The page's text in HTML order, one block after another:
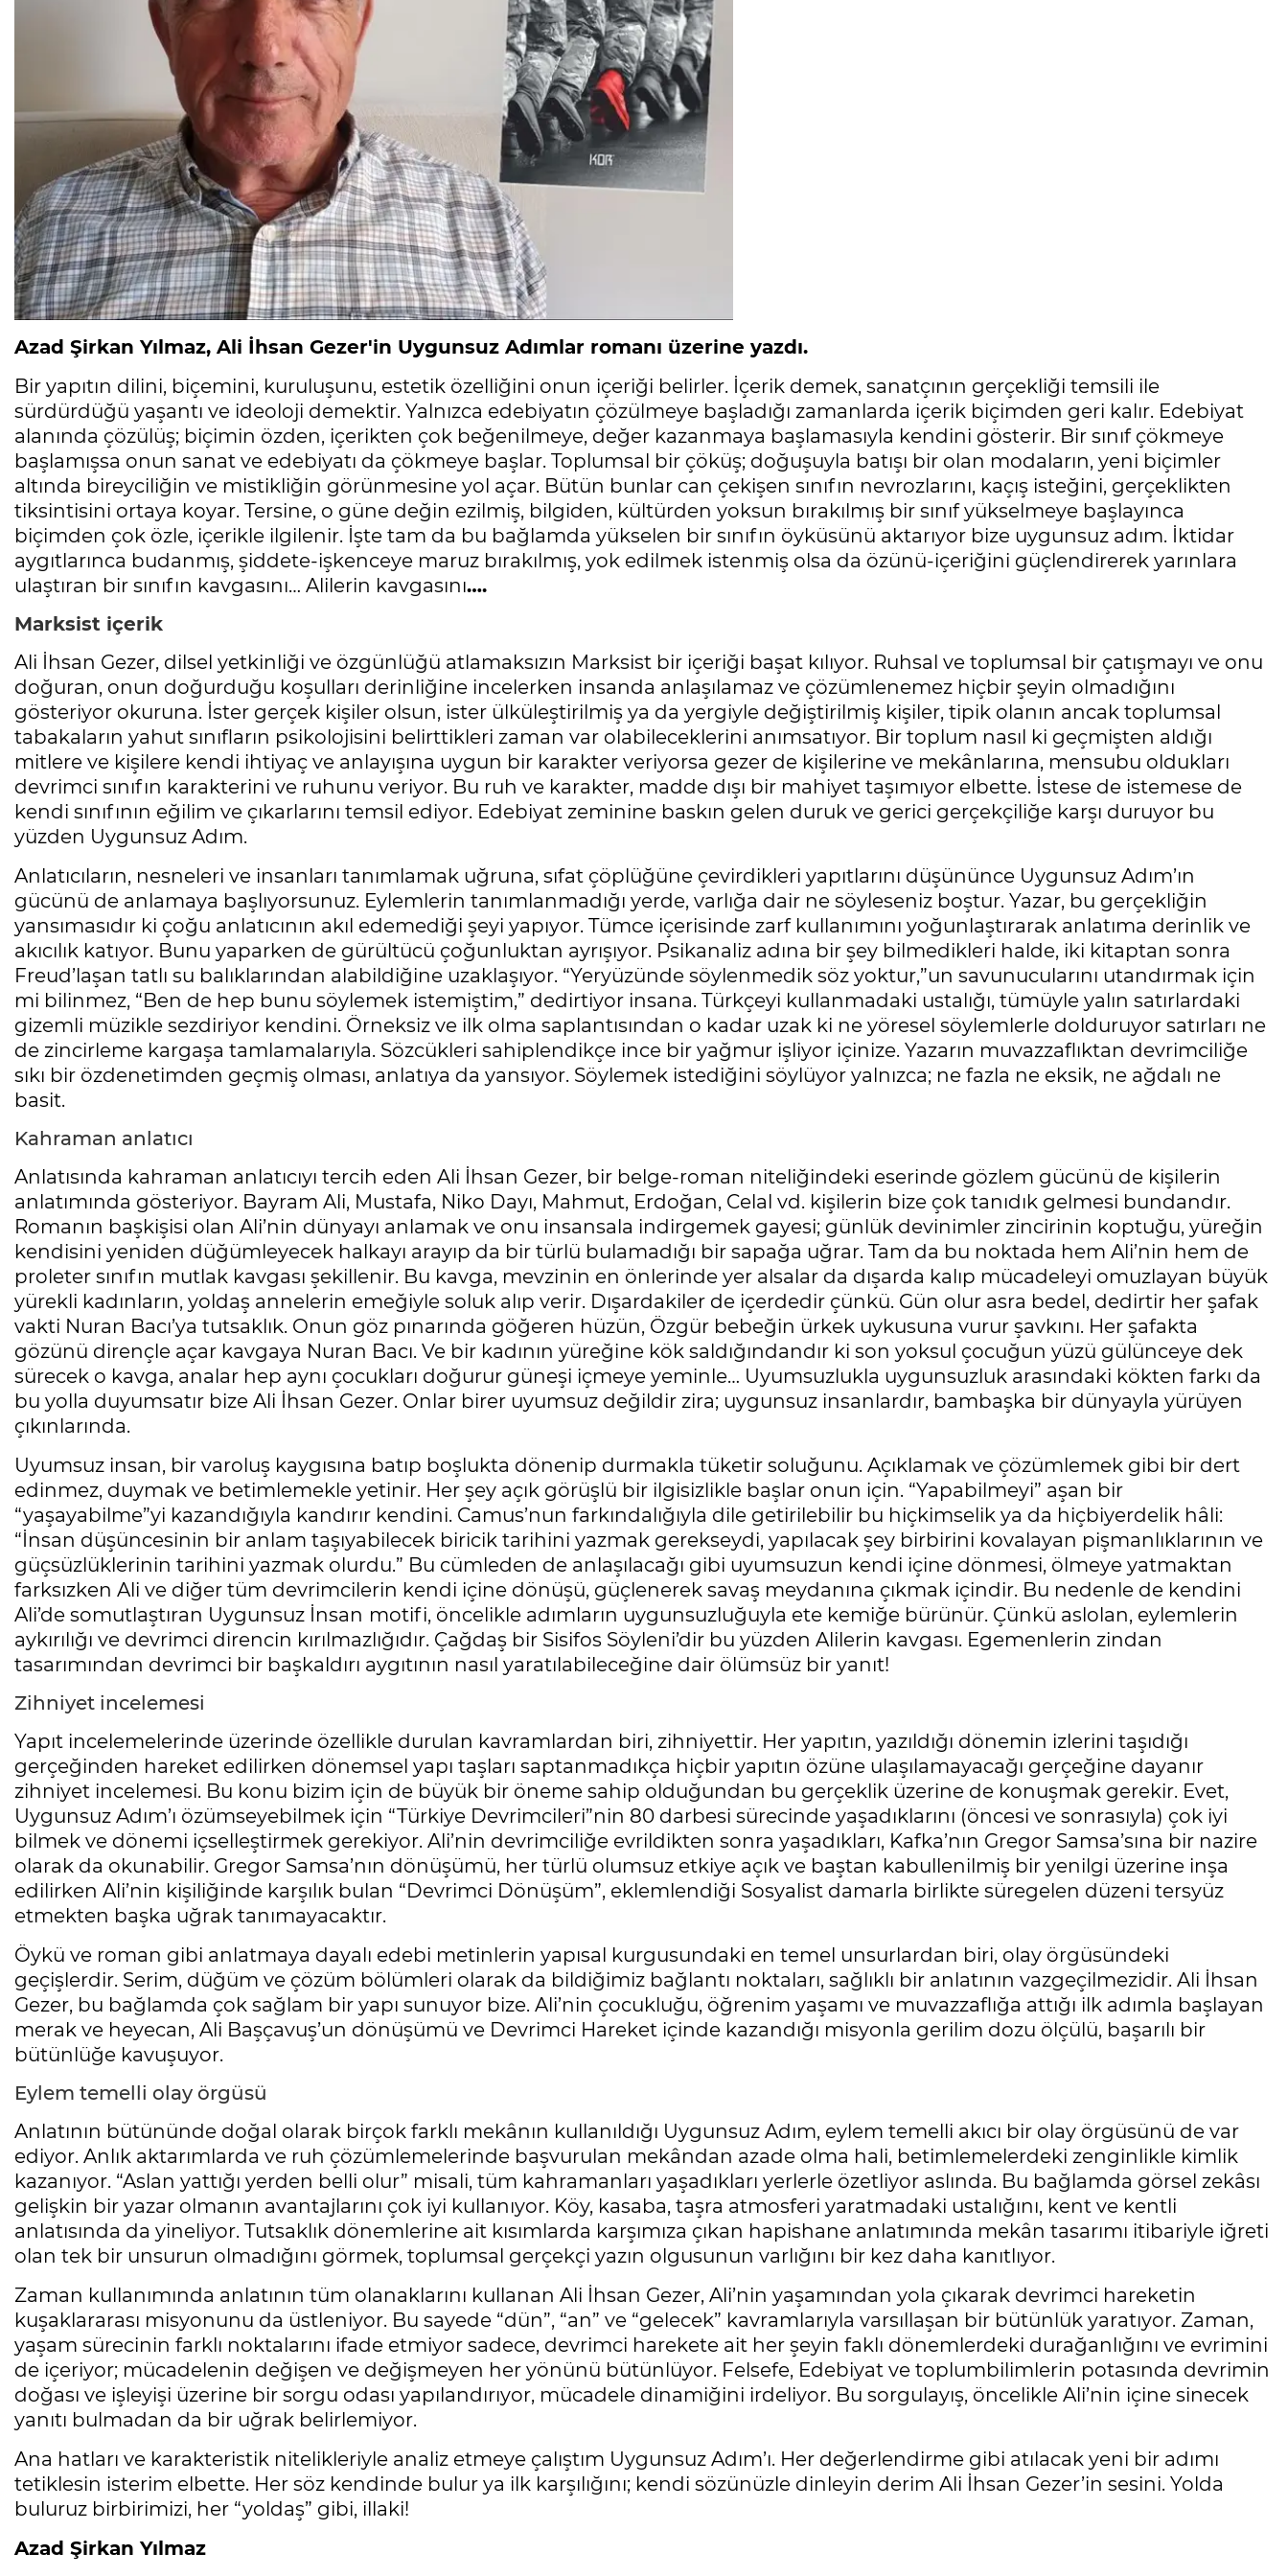
Azad Şirkan Yılmaz, Ali İhsan Gezer'in Uygunsuz Adımlar romanı üzerine yazdı.
Bir yapıtın dilini, biçemini, kuruluşunu, estetik özelliğini onun içeriği belirler. İçerik demek, sanatçının gerçekliği temsili ile
sürdürdüğü yaşantı ve ideoloji demektir. Yalnızca edebiyatın çözülmeye başladığı zamanlarda içerik biçimden geri kalır. Edebiyat
alanında çözülüş; biçimin özden, içerikten çok beğenilmeye, değer kazanmaya başlamasıyla kendini gösterir. Bir sınıf çökmeye
başlamışsa onun sanat ve edebiyatı da çökmeye başlar. Toplumsal bir çöküş; doğuşuyla batışı bir olan modaların, yeni biçimler
altında bireyciliğin ve mistikliğin görünmesine yol açar. Bütün bunlar can çekişen sınıfın nevrozlarını, kaçış isteğini, gerçeklikten
tiksintisini ortaya koyar. Tersine, o güne değin ezilmiş, bilgiden, kültürden yoksun bırakılmış bir sınıf yükselmeye başlayınca
biçimden çok özle, içerikle ilgilenir. İşte tam da bu bağlamda yükselen bir sınıfın öyküsünü aktarıyor bize uygunsuz adım. İktidar
aygıtlarınca budanmış, şiddete-işkenceye maruz bırakılmış, yok edilmek istenmiş olsa da özünü-içeriğini güçlendirerek yarınlara
ulaştıran bir sınıfın kavgasını… Alilerin kavgasını….
Marksist içerik
Ali İhsan Gezer, dilsel yetkinliği ve özgünlüğü atlamaksızın Marksist bir içeriği başat kılıyor. Ruhsal ve toplumsal bir çatışmayı ve onu
doğuran, onun doğurduğu koşulları derinliğine incelerken insanda anlaşılamaz ve çözümlenemez hiçbir şeyin olmadığını
gösteriyor okuruna. İster gerçek kişiler olsun, ister ülküleştirilmiş ya da yergiyle değiştirilmiş kişiler, tipik olanın ancak toplumsal
tabakaların yahut sınıfların psikolojisini belirttikleri zaman var olabileceklerini anımsatıyor. Bir toplum nasıl ki geçmişten aldığı
mitlere ve kişilere kendi ihtiyaç ve anlayışına uygun bir karakter veriyorsa gezer de kişilerine ve mekânlarına, mensubu oldukları
devrimci sınıfın karakterini ve ruhunu veriyor. Bu ruh ve karakter, madde dışı bir mahiyet taşımıyor elbette. İstese de istemese de
kendi sınıfının eğilim ve çıkarlarını temsil ediyor. Edebiyat zeminine baskın gelen duruk ve gerici gerçekçiliğe karşı duruyor bu
yüzden Uygunsuz Adım.
Anlatıcıların, nesneleri ve insanları tanımlamak uğruna, sıfat çöplüğüne çevirdikleri yapıtlarını düşününce Uygunsuz Adım’ın
gücünü de anlamaya başlıyorsunuz. Eylemlerin tanımlanmadığı yerde, varlığa dair ne söyleseniz boştur. Yazar, bu gerçekliğin
yansımasıdır ki çoğu anlatıcının akıl edemediği şeyi yapıyor. Tümce içerisinde zarf kullanımını yoğunlaştırarak anlatıma derinlik ve
akıcılık katıyor. Bunu yaparken de gürültücü çoğunluktan ayrışıyor. Psikanaliz adına bir şey bilmedikleri halde, iki kitaptan sonra
Freud’laşan tatlı su balıklarından alabildiğine uzaklaşıyor. “Yeryüzünde söylenmedik söz yoktur,”un savunucularını utandırmak için
mi bilinmez, “Ben de hep bunu söylemek istemiştim,” dedirtiyor insana. Türkçeyi kullanmadaki ustalığı, tümüyle yalın satırlardaki
gizemli müzikle sezdiriyor kendini. Örneksiz ve ilk olma saplantısından o kadar uzak ki ne yöresel söylemlerle dolduruyor satırları ne
de zincirleme kargaşa tamlamalarıyla. Sözcükleri sahiplendikçe ince bir yağmur işliyor içinize. Yazarın muvazzaflıktan devrimciliğe
sıkı bir özdenetimden geçmiş olması, anlatıya da yansıyor. Söylemek istediğini söylüyor yalnızca; ne fazla ne eksik, ne ağdalı ne
basit.
Kahraman anlatıcı
Anlatısında kahraman anlatıcıyı tercih eden Ali İhsan Gezer, bir belge-roman niteliğindeki eserinde gözlem gücünü de kişilerin
anlatımında gösteriyor. Bayram Ali, Mustafa, Niko Dayı, Mahmut, Erdoğan, Celal vd. kişilerin bize çok tanıdık gelmesi bundandır.
Romanın başkişisi olan Ali’nin dünyayı anlamak ve onu insansala indirgemek gayesi; günlük devinimler zincirinin koptuğu, yüreğin
kendisini yeniden düğümleyecek halkayı arayıp da bir türlü bulamadığı bir sapağa uğrar. Tam da bu noktada hem Ali’nin hem de
proleter sınıfın mutlak kavgası şekillenir. Bu kavga, mevzinin en önlerinde yer alsalar da dışarda kalıp mücadeleyi omuzlayan büyük
yürekli kadınların, yoldaş annelerin emeğiyle soluk alıp verir. Dışardakiler de içerdedir çünkü. Gün olur asra bedel, dedirtir her şafak
vakti Nuran Bacı’ya tutsaklık. Onun göz pınarında göğeren hüzün, Özgür bebeğin ürkek uykusuna vurur şavkını. Her şafakta
gözünü dirençle açar kavgaya Nuran Bacı. Ve bir kadının yüreğine kök saldığındandır ki son yoksul çocuğun yüzü gülünceye dek
sürecek o kavga, analar hep aynı çocukları doğurur güneşi içmeye yeminle… Uyumsuzlukla uygunsuzluk arasındaki kökten farkı da
bu yolla duyumsatır bize Ali İhsan Gezer. Onlar birer uyumsuz değildir zira; uygunsuz insanlardır, bambaşka bir dünyayla yürüyen
çıkınlarında.
Uyumsuz insan, bir varoluş kaygısına batıp boşlukta dönenip durmakla tüketir soluğunu. Açıklamak ve çözümlemek gibi bir dert
edinmez, duymak ve betimlemekle yetinir. Her şey açık görüşlü bir ilgisizlikle başlar onun için. “Yapabilmeyi” aşan bir
“yaşayabilme”yi kazandığıyla kandırır kendini. Camus’nun farkındalığıyla dile getirilebilir bu hiçkimselik ya da hiçbiyerdelik hâli:
“İnsan düşüncesinin bir anlam taşıyabilecek biricik tarihini yazmak gerekseydi, yapılacak şey birbirini kovalayan pişmanlıklarının ve
güçsüzlüklerinin tarihini yazmak olurdu.” Bu cümleden de anlaşılacağı gibi uyumsuzun kendi içine dönmesi, ölmeye yatmaktan
farksızken Ali ve diğer tüm devrimcilerin kendi içine dönüşü, güçlenerek savaş meydanına çıkmak içindir. Bu nedenle de kendini
Ali’de somutlaştıran Uygunsuz İnsan motifi, öncelikle adımların uygunsuzluğuyla ete kemiğe bürünür. Çünkü aslolan, eylemlerin
aykırılığı ve devrimci direncin kırılmazlığıdır. Çağdaş bir Sisifos Söyleni’dir bu yüzden Alilerin kavgası. Egemenlerin zindan
tasarımından devrimci bir başkaldırı aygıtının nasıl yaratılabileceğine dair ölümsüz bir yanıt!
Zihniyet incelemesi
Yapıt incelemelerinde üzerinde özellikle durulan kavramlardan biri, zihniyettir. Her yapıtın, yazıldığı dönemin izlerini taşıdığı
gerçeğinden hareket edilirken dönemsel yapı taşları saptanmadıkça hiçbir yapıtın özüne ulaşılamayacağı gerçeğine dayanır
zihniyet incelemesi. Bu konu bizim için de büyük bir öneme sahip olduğundan bu gerçeklik üzerine de konuşmak gerekir. Evet,
Uygunsuz Adım’ı özümseyebilmek için “Türkiye Devrimcileri”nin 80 darbesi sürecinde yaşadıklarını (öncesi ve sonrasıyla) çok iyi
bilmek ve dönemi içselleştirmek gerekiyor. Ali’nin devrimciliğe evrildikten sonra yaşadıkları, Kafka’nın Gregor Samsa’sına bir nazire
olarak da okunabilir. Gregor Samsa’nın dönüşümü, her türlü olumsuz etkiye açık ve baştan kabullenilmiş bir yenilgi üzerine inşa
edilirken Ali’nin kişiliğinde karşılık bulan “Devrimci Dönüşüm”, eklemlendiği Sosyalist damarla birlikte süregelen düzeni tersyüz
etmekten başka uğrak tanımayacaktır.
Öykü ve roman gibi anlatmaya dayalı edebi metinlerin yapısal kurgusundaki en temel unsurlardan biri, olay örgüsündeki
geçişlerdir. Serim, düğüm ve çözüm bölümleri olarak da bildiğimiz bağlantı noktaları, sağlıklı bir anlatının vazgeçilmezidir. Ali İhsan
Gezer, bu bağlamda çok sağlam bir yapı sunuyor bize. Ali’nin çocukluğu, öğrenim yaşamı ve muvazzaflığa attığı ilk adımla başlayan
merak ve heyecan, Ali Başçavuş’un dönüşümü ve Devrimci Hareket içinde kazandığı misyonla gerilim dozu ölçülü, başarılı bir
bütünlüğe kavuşuyor.
Eylem temelli olay örgüsü
Anlatının bütününde doğal olarak birçok farklı mekânın kullanıldığı Uygunsuz Adım, eylem temelli akıcı bir olay örgüsünü de var
ediyor. Anlık aktarımlarda ve ruh çözümlemelerinde başvurulan mekândan azade olma hali, betimlemelerdeki zenginlikle kimlik
kazanıyor. “Aslan yattığı yerden belli olur” misali, tüm kahramanları yaşadıkları yerlerle özetliyor aslında. Bu bağlamda görsel zekâsı
gelişkin bir yazar olmanın avantajlarını çok iyi kullanıyor. Köy, kasaba, taşra atmosferi yaratmadaki ustalığını, kent ve kentli
anlatısında da yineliyor. Tutsaklık dönemlerine ait kısımlarda karşımıza çıkan hapishane anlatımında mekân tasarımı itibariyle iğreti
olan tek bir unsurun olmadığını görmek, toplumsal gerçekçi yazın olgusunun varlığını bir kez daha kanıtlıyor.
Zaman kullanımında anlatının tüm olanaklarını kullanan Ali İhsan Gezer, Ali’nin yaşamından yola çıkarak devrimci hareketin
kuşaklararası misyonunu da üstleniyor. Bu sayede “dün”, “an” ve “gelecek” kavramlarıyla varsıllaşan bir bütünlük yaratıyor. Zaman,
yaşam sürecinin farklı noktalarını ifade etmiyor sadece, devrimci harekete ait her şeyin faklı dönemlerdeki durağanlığını ve evrimini
de içeriyor; mücadelenin değişen ve değişmeyen her yönünü bütünlüyor. Felsefe, Edebiyat ve toplumbilimlerin potasında devrimin
doğası ve işleyişi üzerine bir sorgu odası yapılandırıyor, mücadele dinamiğini irdeliyor. Bu sorgulayış, öncelikle Ali’nin içine sinecek
yanıtı bulmadan da bir uğrak belirlemiyor.
Ana hatları ve karakteristik nitelikleriyle analiz etmeye çalıştım Uygunsuz Adım’ı. Her değerlendirme gibi atılacak yeni bir adımı
tetiklesin isterim elbette. Her söz kendinde bulur ya ilk karşılığını; kendi sözünüzle dinleyin derim Ali İhsan Gezer’in sesini. Yolda
buluruz birbirimizi, her “yoldaş” gibi, illaki!
Azad Şirkan Yılmaz